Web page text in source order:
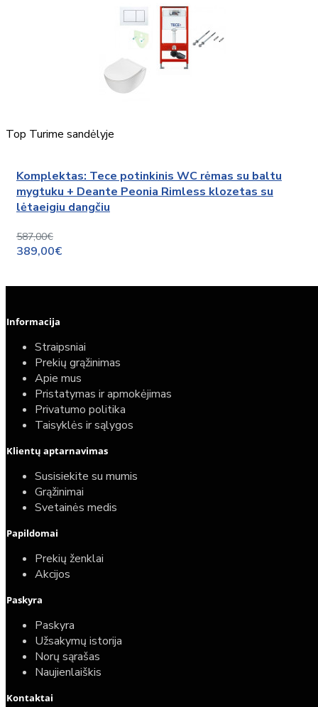
Top Turime sandėlyje
Komplektas: Tece potinkinis WC rėmas su baltu
mygtuku + Deante Peonia Rimless klozetas su
lėtaeigiu dangčiu
587,00€
389,00€
Informacija
Straipsniai
Prekių grąžinimas
Apie mus
Pristatymas ir apmokėjimas
Privatumo politika
Taisyklės ir sąlygos
Klientų aptarnavimas
Susisiekite su mumis
Grąžinimai
Svetainės medis
Papildomai
Prekių ženklai
Akcijos
Paskyra
Paskyra
Užsakymų istorija
Norų sąrašas
Naujienlaiškis
Kontaktai